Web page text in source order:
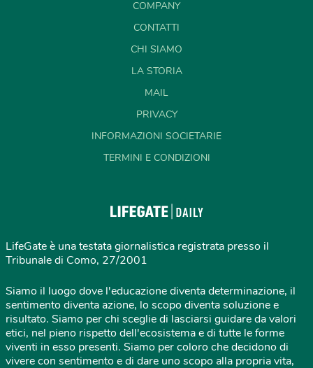
COMPANY
CONTATTI
CHI SIAMO
LA STORIA
MAIL
PRIVACY
INFORMAZIONI SOCIETARIE
TERMINI E CONDIZIONI
LifeGate è una testata giornalistica registrata presso il
Tribunale di Como, 27/2001
Siamo il luogo dove l'educazione diventa determinazione, il
sentimento diventa azione, lo scopo diventa soluzione e
risultato. Siamo per chi sceglie di lasciarsi guidare da valori
etici, nel pieno rispetto dell'ecosistema e di tutte le forme
viventi in esso presenti. Siamo per coloro che decidono di
vivere con sentimento e di dare uno scopo alla propria vita,